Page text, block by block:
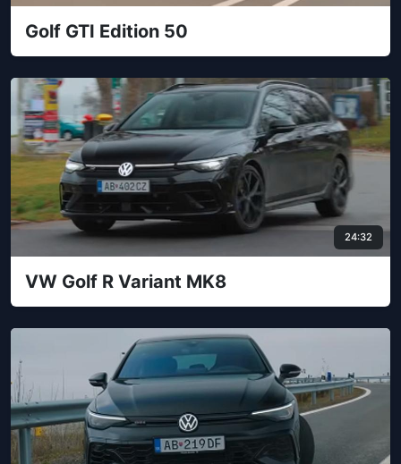
Golf GTI Edition 50
24:32
VW Golf R Variant MK8